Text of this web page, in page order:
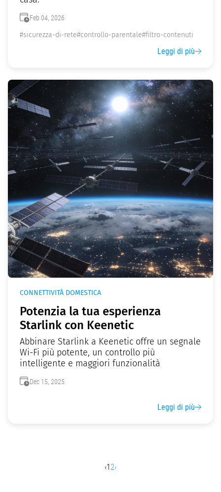
Feb 04, 2026
#sicurezza-di-rete#controllo-parentale#filtro-contenuti
Leggi di più
CONNETTIVITÀ DOMESTICA
Potenzia la tua esperienza
Starlink con Keenetic
Abbinare Starlink a Keenetic offre un segnale
Wi-Fi più potente, un controllo più
intelligente e maggiori funzionalità
Dec 15, 2025
Leggi di più
‹1 2›